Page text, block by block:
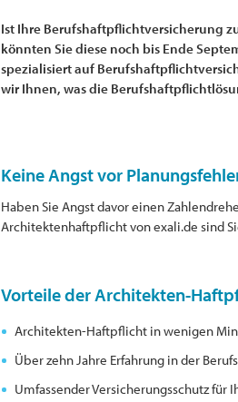
Ist Ihre Berufshaftpflichtversicherung
könnten Sie diese noch bis Ende
spezialisiert auf
wir Ihnen, was die
Keine Angst vor
Haben Sie Angst davor einen
Architektenhaftpflicht von exali.de sind
Vorteile der Architekten-
Architekten-Haftpflicht in wenigen
Über zehn Jahre Erfahrung in der
Umfassender Versicherungsschutz für